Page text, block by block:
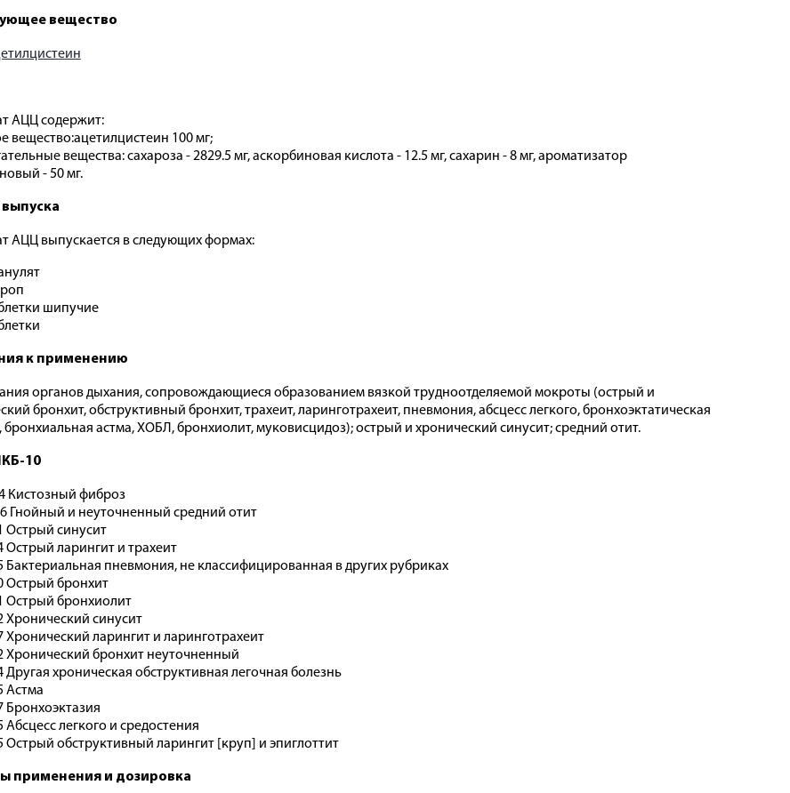
вещество
АЦЦ содержит:
вещество:ацетилцистеин 100 мг;
вещества: сахароза - 2829.5 мг, аскорбиновая кислота - 12.5 мг, сахарин - 8 мг, ароматизатор
- 50 мг.
АЦЦ выпускается в следующих формах:
шипучие
к применению
органов дыхания, сопровождающиеся образованием вязкой трудноотделяемой мокроты (острый и
бронхит, обструктивный бронхит, трахеит, ларинготрахеит, пневмония, абсцесс легкого, бронхоэктатическая
бронхиальная астма, ХОБЛ, бронхиолит, муковисцидоз); острый и хронический синусит; средний отит.
10
Кистозный фиброз
Гнойный и неуточненный средний отит
Острый синусит
Острый ларингит и трахеит
Бактериальная пневмония, не классифицированная в других рубриках
Острый бронхит
Острый бронхиолит
Хронический синусит
Хронический ларингит и ларинготрахеит
Хронический бронхит неуточненный
Другая хроническая обструктивная легочная болезнь
Астма
Бронхоэктазия
Абсцесс легкого и средостения
Острый обструктивный ларингит [круп] и эпиглоттит
применения и дозировка